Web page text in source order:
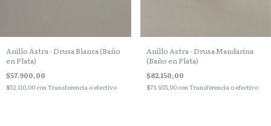
Anillo Astra - Drusa Blanca (Baño
en Plata)
$57.900,00
$52.110,00 conTransferencia o efectivo
Anillo Astra - Drusa Mandarina
(Baño en Plata)
$82.150,00
$73.935,00 conTransferencia o efectivo